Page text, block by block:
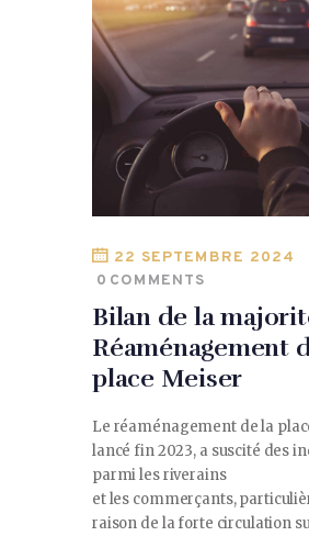
22 SEPTEMBRE 2024
0 COMMENTS
Bilan de la
Réaménagement
place Meiser
Le réaménagement de la
lancé fin 2023, a suscité des
parmi les riverains
et les commerçants,
raison de la forte circulation